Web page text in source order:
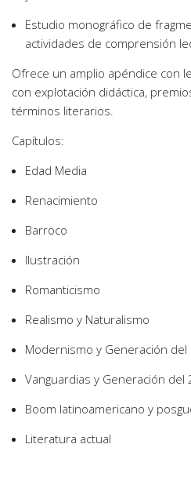
Estudio monográfico de
actividades de comprensión
Ofrece un amplio apéndice con
con explotación didáctica,
términos literarios.
Capítulos:
Edad Media
Renacimiento
Barroco
Ilustración
Romanticismo
Realismo y Naturalismo
Modernismo y Generación del
Vanguardias y Generación del
Boom latinoamericano y
Literatura actual